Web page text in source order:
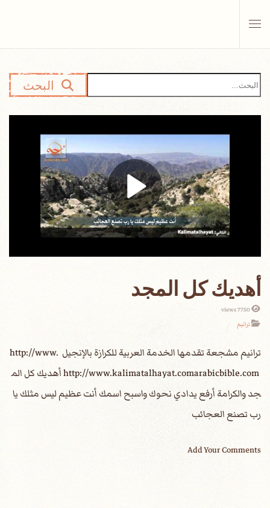
البحث
أهديك كل المجد
7750 views
ترانيم
‎ترانيم مشجعة تقدمها الخدمة العربية للكرازة بالإنجيل ‎‏ http://www.
arabicbible.com ‎‏http://www.kalimatalhayat.com أهديك كل الم
جد والكرامة أرفع يدادي نحوك واسبح اسمك أنت عظيم ليس مثلك يا
رب تصنع العجائب
Add Your Comments